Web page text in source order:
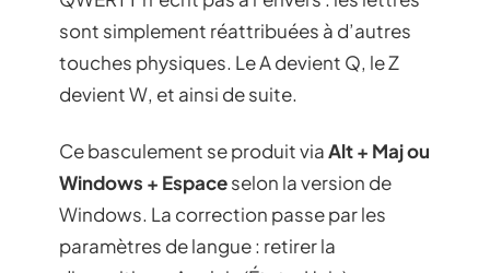
sont simplement réattribuées à d’autres
touches physiques. Le A devient Q, le Z
devient W, et ainsi de suite.
Ce basculement se produit viaAlt + Maj ou
Windows + Espaceselon la version de
Windows. La correction passe par les
paramètres de langue : retirer la